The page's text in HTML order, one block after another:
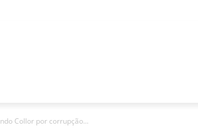
Collor por corrupção...